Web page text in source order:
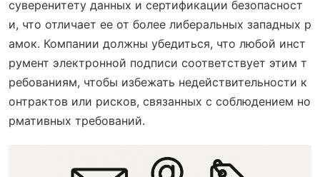
суверенитету данных и сертификации безопасност
и, что отличает ее от более либеральных западных р
амок. Компании должны убедиться, что любой инст
румент электронной подписи соответствует этим т
ребованиям, чтобы избежать недействительности к
онтрактов или рисков, связанных с соблюдением но
рмативных требований.